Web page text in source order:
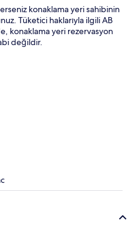
konaklama yeri sahibinin
Tüketici haklarıyla ilgili AB
konaklama yeri rezervasyon
değildir.